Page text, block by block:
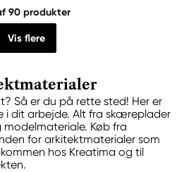
90 produkter
Vis flere
Så er du på rette sted! Her er
i dit arbejde. Alt fra skæreplader
Køb fra
for arkitektmaterialer som
hos Kreatima og til